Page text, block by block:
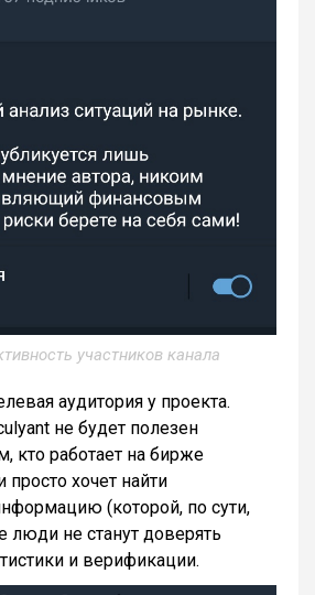
участников канала
аудитория у проекта.
не будет полезен
кто работает на бирже
просто хочет найти
(которой, по сути,
не станут доверять
и верификации.